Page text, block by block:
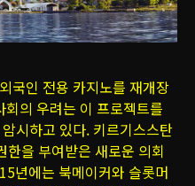
국인 전용 카지노를 재개장
의 우려는 이 프로젝트를
시하고 있다. 키르기스스탄
을 부여받은 새로운 의회
년에는 북메이커와 슬롯머